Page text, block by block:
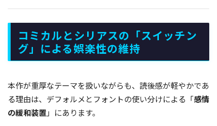
コミカルとシリアスの「スイッチン
グ」による娯楽性の維持
本作が重厚なテーマを扱いながらも、読後感が軽やかであ
る理由は、デフォルメとフォントの使い分けによる「感情
の緩和装置」にあります。